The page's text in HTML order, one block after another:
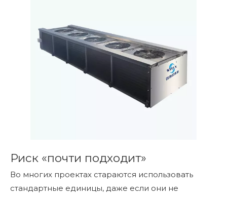
Риск «почти подходит»
Во многих проектах стараются использовать
стандартные единицы, даже если они не